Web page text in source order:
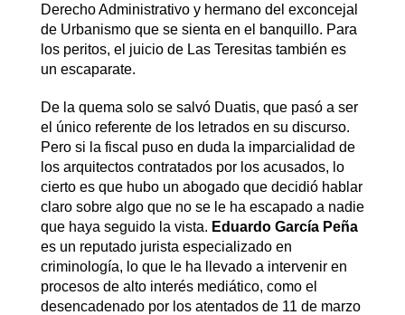
Derecho Administrativo y hermano del exconcejal
de Urbanismo que se sienta en el banquillo. Para
los peritos, el juicio de Las Teresitas también es
un escaparate.
De la quema solo se salvó Duatis, que pasó a ser
el único referente de los letrados en su discurso.
Pero si la fiscal puso en duda la imparcialidad de
los arquitectos contratados por los acusados, lo
cierto es que hubo un abogado que decidió hablar
claro sobre algo que no se le ha escapado a nadie
que haya seguido la vista. Eduardo García Peña
es un reputado jurista especializado en
criminología, lo que le ha llevado a intervenir en
procesos de alto interés mediático, como el
desencadenado por los atentados de 11 de marzo